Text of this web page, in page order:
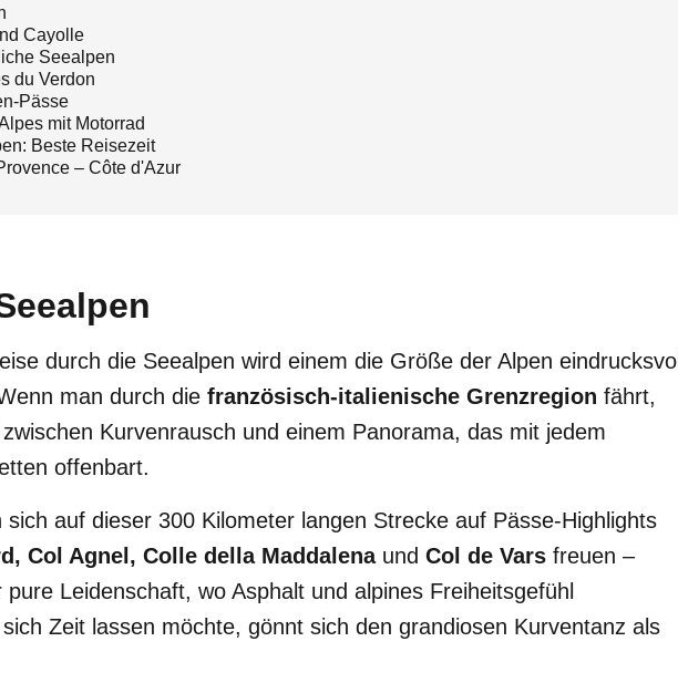
Cayolle
Seealpen
du Verdon
Pässe
mit Motorrad
Beste Reisezeit
– Côte d'Azur
durch die Seealpen wird einem die Größe der Alpen eindrucksvoll
man durch die französisch-italienische Grenzregion fährt,
Kurvenrausch und einem Panorama, das mit jedem
offenbart.
sich auf dieser 300 Kilometer langen Strecke auf Pässe-Highlights
Col Agnel, Colle della Maddalenaund Col de Vars freuen –
Leidenschaft, wo Asphalt und alpines Freiheitsgefühl
Zeit lassen möchte, gönnt sich den grandiosen Kurventanz als